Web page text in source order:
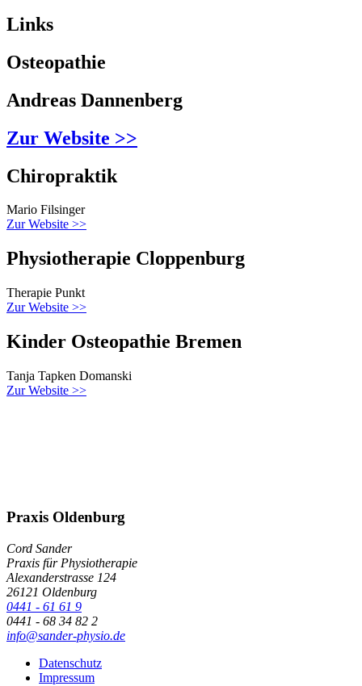
Links
Osteopathie
Andreas Dannenberg
Zur Website >>
Chiropraktik
Mario Filsinger
Zur Website >>
Physiotherapie Cloppenburg
Therapie Punkt
Zur Website >>
Kinder Osteopathie Bremen
Tanja Tapken Domanski
Zur Website >>
Praxis Oldenburg
Cord Sander
Praxis für Physiotherapie
Alexanderstrasse 124
26121 Oldenburg
0441 - 61 61 9
0441 - 68 34 82 2
info@sander-physio.de
Datenschutz
Impressum